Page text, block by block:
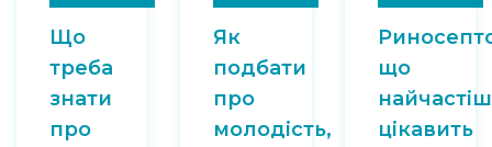
Що
треба
знати
про
Як
подбати
про
молодість,
що
цікавить